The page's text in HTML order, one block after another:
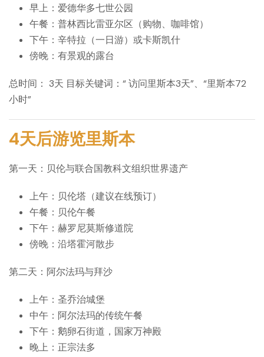
早上：爱德华多七世公园
午餐：普林西比雷亚尔区（购物、咖啡馆）
下午：辛特拉（一日游）或卡斯凯什
傍晚：有景观的露台
总时间： 3天 目标关键词：“访问里斯本3天”、“里斯本72
小时”
4天后游览里斯本
第一天：贝伦与联合国教科文组织世界遗产
上午：贝伦塔（建议在线预订）
午餐：贝伦午餐
下午：赫罗尼莫斯修道院
傍晚：沿塔霍河散步
第二天：阿尔法玛与拜沙
上午：圣乔治城堡
中午：阿尔法玛的传统午餐
下午：鹅卵石街道，国家万神殿
晚上：正宗法多